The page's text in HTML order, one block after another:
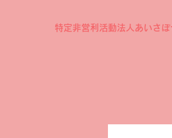
特定非営利活動法人あいさぽ